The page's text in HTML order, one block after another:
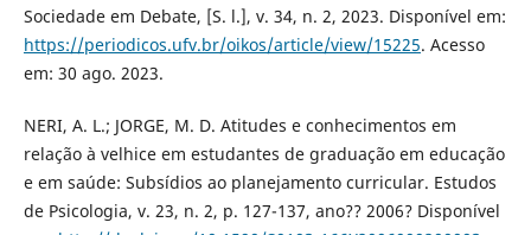
Sociedade em Debate, [S. l.], v. 34, n. 2, 2023. Disponível em:
https://periodicos.ufv.br/oikos/article/view/15225. Acesso
em: 30 ago. 2023.
NERI, A. L.; JORGE, M. D. Atitudes e conhecimentos em
relação à velhice em estudantes de graduação em educação
e em saúde: Subsídios ao planejamento curricular. Estudos
de Psicologia, v. 23, n. 2, p. 127-137, ano?? 2006? Disponível